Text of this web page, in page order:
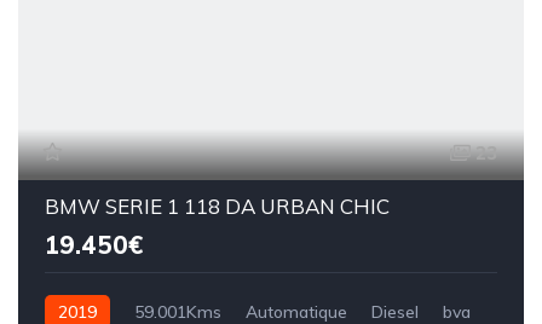
23
BMW SERIE 1 118 DA URBAN CHIC
19.450€
2019 59.001Kms Automatique Diesel bva